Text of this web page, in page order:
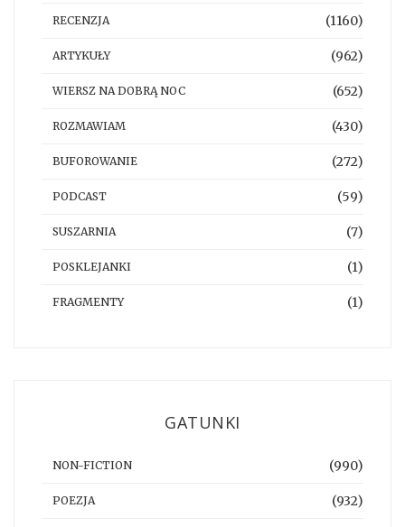
RECENZJA (1160)
ARTYKUŁY (962)
WIERSZ NA DOBRĄ NOC (652)
ROZMAWIAM (430)
BUFOROWANIE (272)
PODCAST (59)
SUSZARNIA (7)
POSKLEJANKI (1)
FRAGMENTY (1)
GATUNKI
NON-FICTION (990)
POEZJA (932)